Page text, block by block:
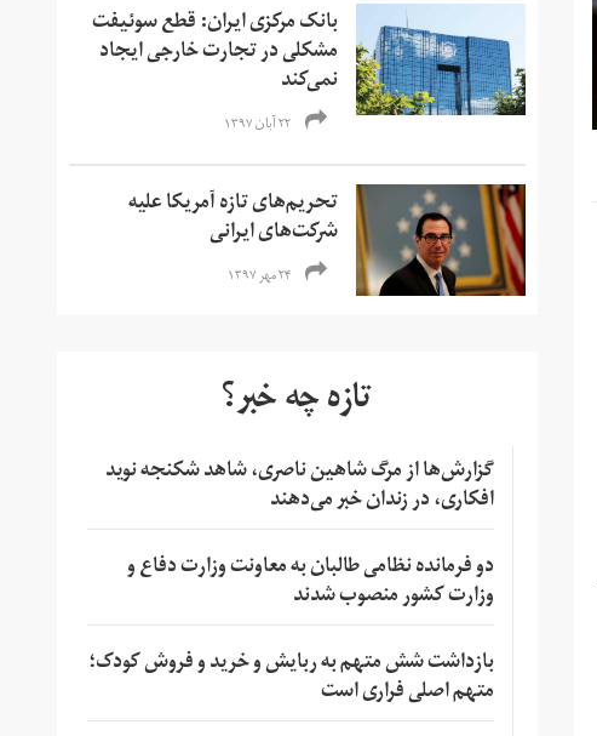
بانک مرکزی ایران: قطع سوئیفت
مشکلی در تجارت خارجی ایجاد
نمی‌کند
۲۲ آبان ۱۳۹۷
تحریم‌های تازه آمریکا علیه
شرکت‌های ایرانی
۲۴ مهر ۱۳۹۷
تازه چه خبر؟
گزارش‌ها از مرگ شاهین ناصری، شاهد شکنجه نوید
افکاری، در زندان خبر می‌دهند
دو فرمانده نظامی طالبان به معاونت وزارت دفاع و
وزارت کشور منصوب شدند
بازداشت شش متهم به ربایش و خرید و فروش کودک؛
متهم اصلی فراری است